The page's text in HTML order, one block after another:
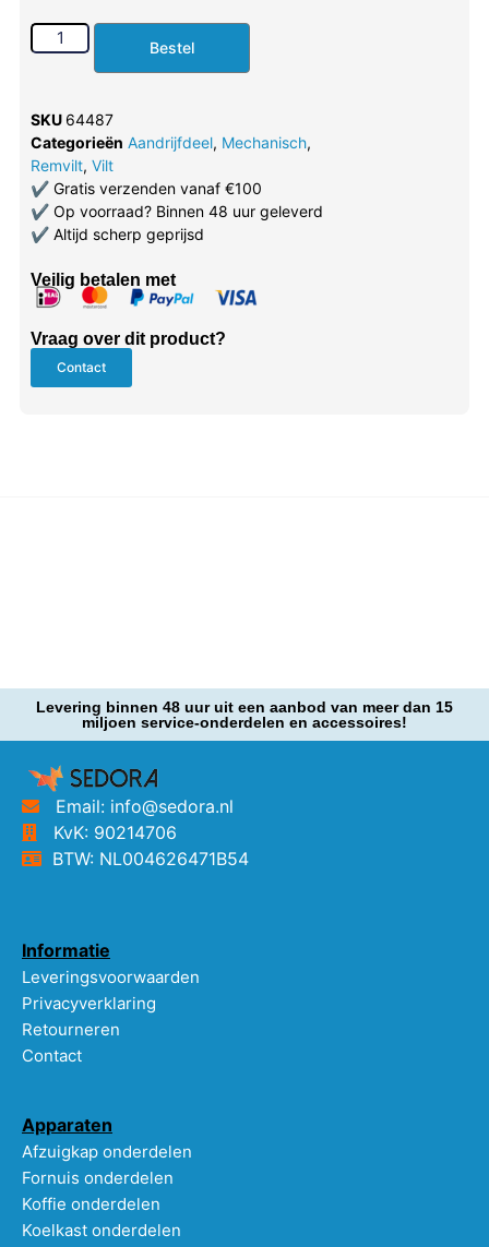
Bestel
SKU 64487
Categorieën Aandrijfdeel, Mechanisch,
Remvilt, Vilt
✔Gratis verzenden vanaf €100
✔Op voorraad? Binnen 48 uur geleverd
✔Altijd scherp geprijsd
Veilig betalen met
Vraag over dit product?
Contact
Levering binnen 48 uur uit een aanbod van meer dan 15
miljoen service-onderdelen en accessoires!
Email: info@sedora.nl
KvK: 90214706
BTW: NL004626471B54
Informatie
Leveringsvoorwaarden
Privacyverklaring
Retourneren
Contact
Apparaten
Afzuigkap onderdelen
Fornuis onderdelen
Koffie onderdelen
Koelkast onderdelen